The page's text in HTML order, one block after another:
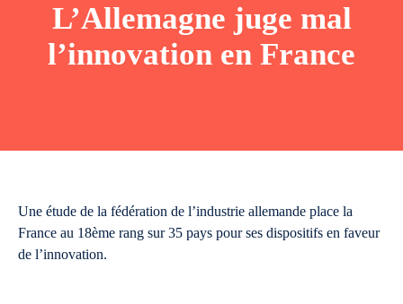
L’Allemagne juge mal
l’innovation en France
Une étude de la fédération de l’industrie allemande place la
France au 18ème rang sur 35 pays pour ses dispositifs en faveur
de l’innovation.